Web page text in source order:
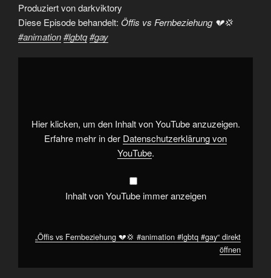
Produziert von darkviktory
Diese Episode behandelt: Öffis vs Fernbeziehung 💔💢
#animation#lgbtq#gay
„Öffis
#gay“
von
YouTube
anzeigen
Hier klicken, um den Inhalt von YouTube anzuzeigen.
Erfahre mehr in der Datenschutzerklärung von
YouTube.
Inhalt von YouTube immer anzeigen
„Öffis vs Fernbeziehung 💔💢 #animation #lgbtq #gay“ direkt
öffnen